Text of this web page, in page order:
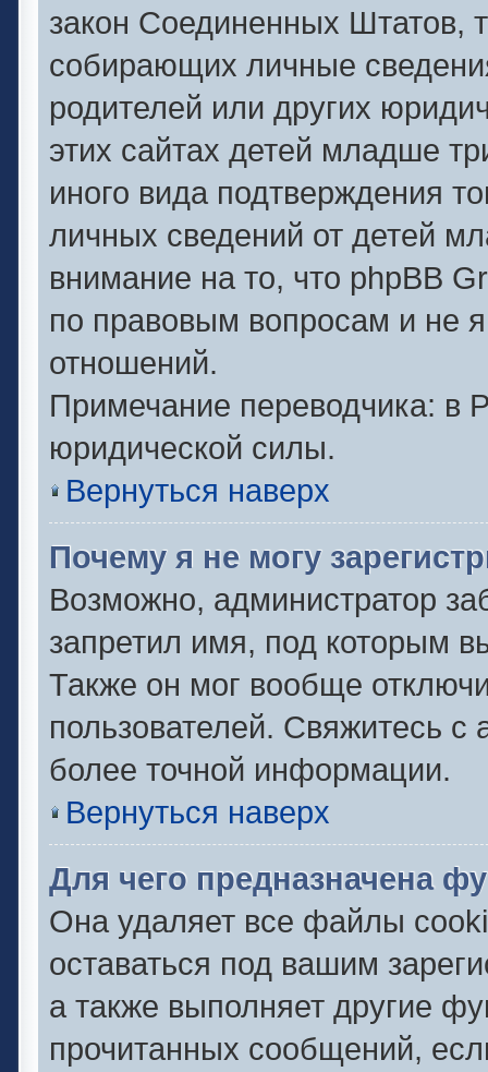
закон Соединенных Штатов,
собирающих личные
родителей или других
этих сайтах детей младше
иного вида подтверждения
личных сведений от детей
внимание на то, что phpBB
по правовым вопросам и не
отношений.
Примечание переводчика: в
юридической силы.
Вернуться наверх
Почему я не могу
Возможно, администратор
запретил имя, под которым
Также он мог вообще
пользователей. Свяжитесь
более точной информации.
Вернуться наверх
Для чего предназначена
Она удаляет все файлы
оставаться под вашим
а также выполняет другие
прочитанных сообщений,